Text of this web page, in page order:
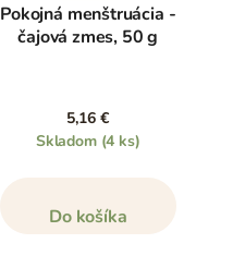
Pokojná menštruácia -
čajová zmes, 50 g
5,16 €
Skladom (4 ks)
Do košíka